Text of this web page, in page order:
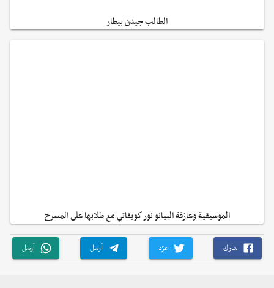
الطالب جيدن بيطار
الموسيقية وعازفة البيانو نور كويفاتي مع طلابها على المسرح
شارك غرّد أرسل أرسل